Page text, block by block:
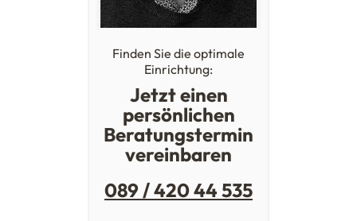
Finden Sie die optimale
Einrichtung:
Jetzt einen
persönlichen
Beratungstermin
vereinbaren
089 / 420 44 535